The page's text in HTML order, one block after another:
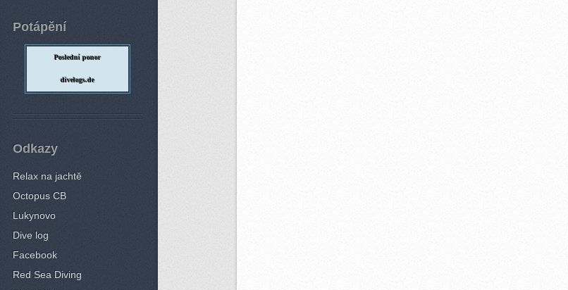
Potápění
Poslední ponor
divelogs.de
Odkazy
Relax na jachtě
Octopus CB
Lukynovo
Dive log
Facebook
Red Sea Diving